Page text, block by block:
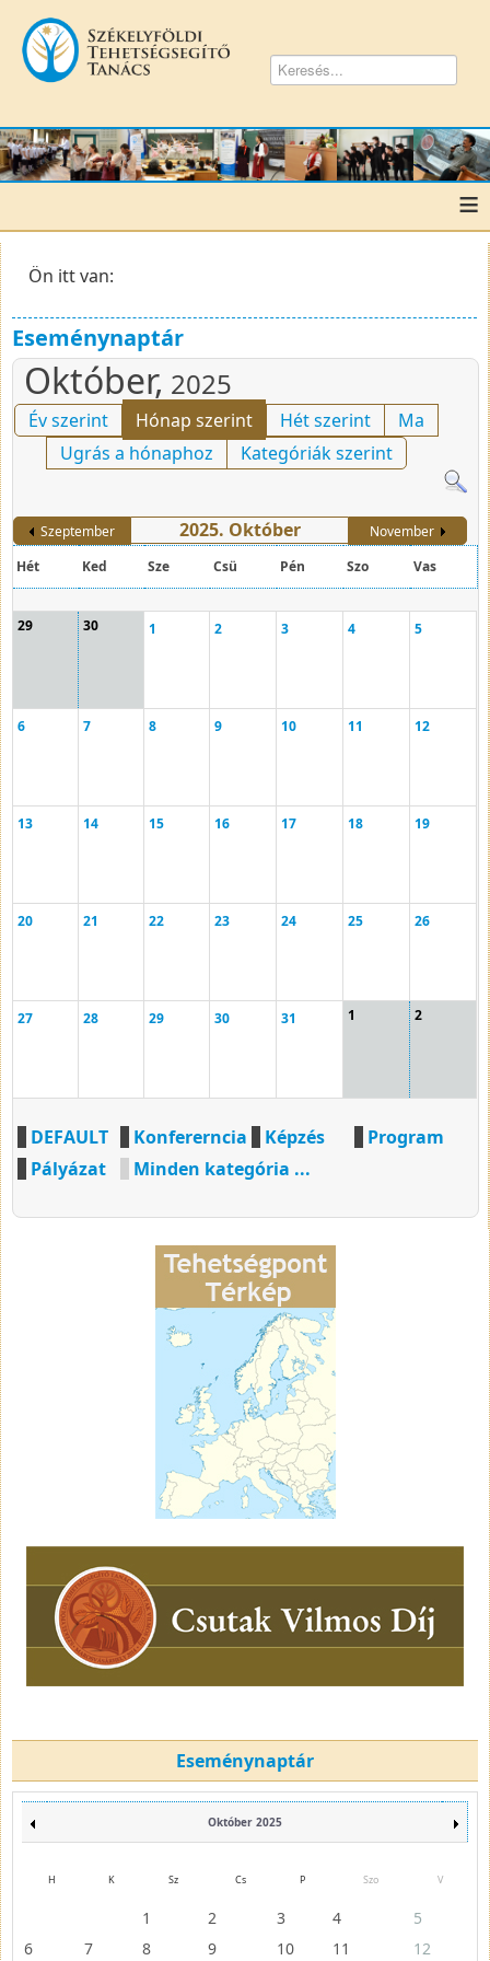
≡
Ön itt van:
Eseménynaptár
Október, 2025
Év szerint Hónap szerint Hét szerint
Ma
Ugrás a hónaphoz
Kategóriák szerint
Szeptember 2025. Október
November
Hét
Ked Sze Csü Pén Szo Vas
29 30 1 2 3 4 5
6 7 8 9 10 11 12
13 14 15 16 17 18 19
20 21 22 23 24 25 26
27 28 29 30 31 1 2
DEFAULT Konfererncia Képzés
Program
Pályázat
Minden kategória ...
Eseménynaptár
Október 2025
H K Sz Cs P Szo V
1 2 3 4
5
6
7 8 9 10 11 12